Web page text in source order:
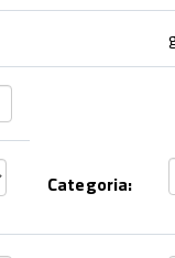
Categoria: